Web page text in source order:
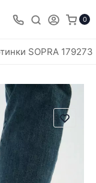
0
SOPRA 179273